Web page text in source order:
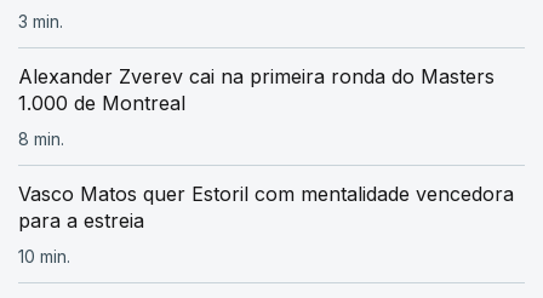
3 min.
Alexander Zverev cai na primeira ronda do Masters
1.000 de Montreal
8 min.
Vasco Matos quer Estoril com mentalidade vencedora
para a estreia
10 min.